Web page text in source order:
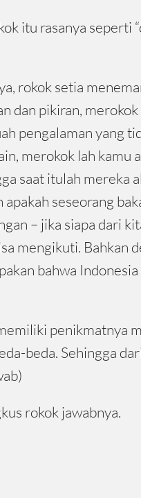
itu rasanya seperti
rokok setia
pikiran,
pengalaman yang
merokok lah kamu
saat itulah mereka
seseorang
– jika siapa dari
mengikuti. Bahkan
bahwa
penikmatnya
beda. Sehingga
rokok jawabnya.